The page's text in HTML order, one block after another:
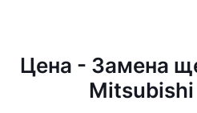
Цена - Замена
Mitsubishi